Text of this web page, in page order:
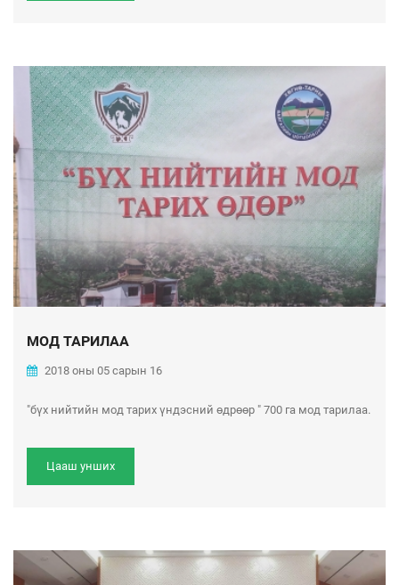
МОД ТАРИЛАА
2018 оны 05 сарын 16
"бүх нийтийн мод тарих үндэсний өдрөөр " 700 га мод тарилаа.
Цааш унших